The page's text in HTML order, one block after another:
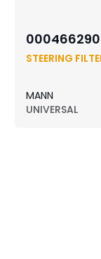
STEERING
MANN
UNIVERSAL